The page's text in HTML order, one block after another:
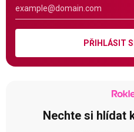
PŘIHLÁSIT
Nechte si hlídat